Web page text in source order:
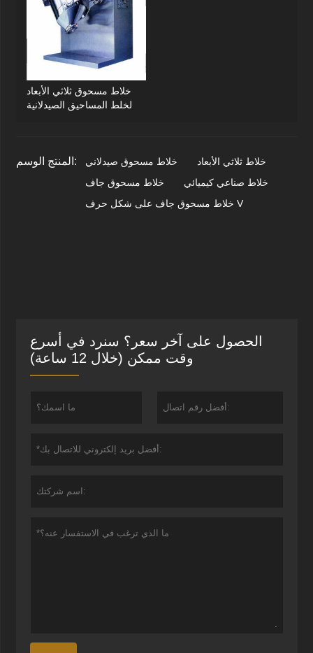
خلاط مسحوق ثلاثي الأبعاد
لخلط المساحيق الصيدلانية
المنتج الوسم: خلاط مسحوق صيدلاني
خلاط ثلاثي الأبعاد
خلاط مسحوق جاف
خلاط صناعي كيميائي
خلاط مسحوق جاف على شكل حرف V
الحصول على آخر سعر؟ سنرد في أسرع
وقت ممكن (خلال 12 ساعة)